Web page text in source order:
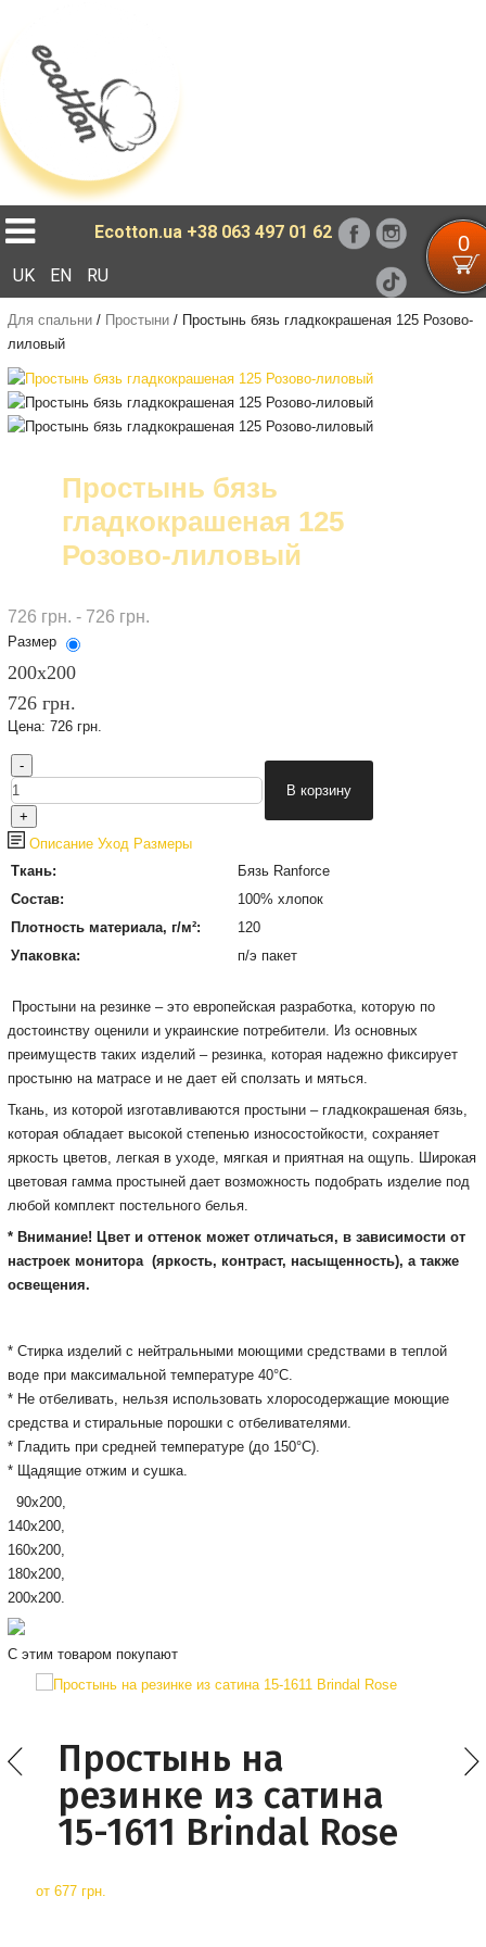
Ecotton.ua +38 063 497 01 62 0
UK EN RU
Для спальни/ Простыни/ Простынь бязь гладкокрашеная 125 Розово-
лиловый
Простынь бязь
гладкокрашеная 125
Розово-лиловый
726 грн. - 726 грн.
Размер
200х200
726 грн.
Цена: 726 грн.
Описание Уход Размеры
Ткань:
Бязь Ranforce
Состав:
100% хлопок
Плотность материала, г/м²:
120
Упаковка:
п/э пакет
Простыни на резинке – это европейская разработка, которую по
достоинству оценили и украинские потребители. Из основных
преимуществ таких изделий – резинка, которая надежно фиксирует
простыню на матрасе и не дает ей сползать и мяться.
Ткань, из которой изготавливаются простыни – гладкокрашеная бязь,
которая обладает высокой степенью износостойкости, сохраняет
яркость цветов, легкая в уходе, мягкая и приятная на ощупь. Широкая
цветовая гамма простыней дает возможность подобрать изделие под
любой комплект постельного белья.
* Внимание! Цвет и оттенок может отличаться, в зависимости от
настроек монитора(яркость, контраст, насыщенность), а также
освещения.
* Cтирка изделий с нейтральными моющими средствами в теплой
воде при максимальной температуре 40°С.
* Не отбеливать, нельзя использовать хлоросодержащие моющие
средства и стиральные порошки с отбеливателями.
* Гладить при средней температуре (до 150°С).
* Щадящие отжим и сушка.
90х200,
140х200,
160х200,
180х200,
200х200.
С этим товаром покупают
Простынь на
резинке из сатина
15-1611 Brindal Rose
от 677 грн.